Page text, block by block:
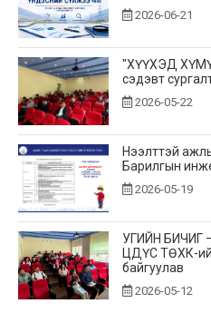
2026-06-21
"ХҮҮХЭД
сэдэвт
2026-05-22
Нээлттэй
Барилгын
2026-05-19
УГИЙН БИЧИГ
ЦДҮС ТӨХК-
байгуулав
2026-05-12